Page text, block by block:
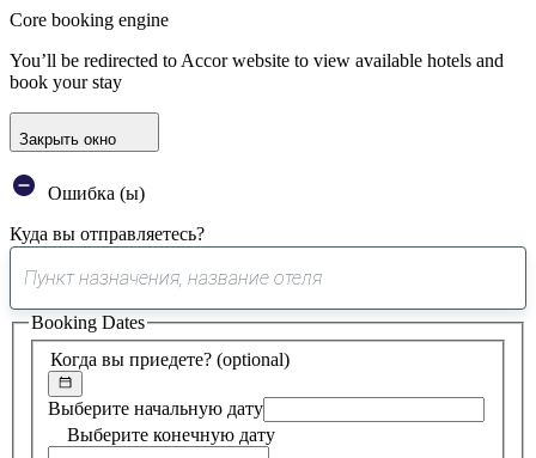
Core booking engine
You’ll be redirected to Accor website to view available hotels and
book your stay
Закрыть окно
Ошибка (ы)
Куда вы отправляетесь?
0
предложение
найдено
Когда вы приедете? (optional)
Выберите начальную дату
Выберите конечную дату
Booking Dates